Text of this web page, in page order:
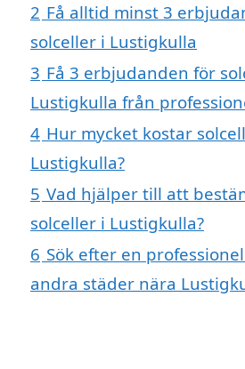
2 Få alltid minst 3
solceller i Lustigkulla
3 Få 3 erbjudanden för
Lustigkulla från
4 Hur mycket kostar
Lustigkulla?
5 Vad hjälper till att
solceller i Lustigkulla?
6 Sök efter en
andra städer nära